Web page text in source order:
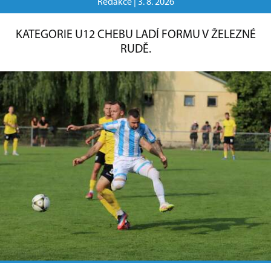
Redakce | 3. 8. 2026
KATEGORIE U12 CHEBU LADÍ FORMU V ŽELEZNÉ
RUDĚ.